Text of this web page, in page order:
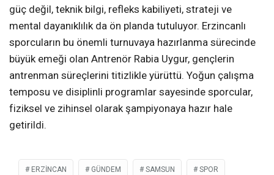
güç değil, teknik bilgi, refleks kabiliyeti, strateji ve
mental dayanıklılık da ön planda tutuluyor. Erzincanlı
sporcuların bu önemli turnuvaya hazırlanma sürecinde
büyük emeği olan Antrenör Rabia Uygur, gençlerin
antrenman süreçlerini titizlikle yürüttü. Yoğun çalışma
temposu ve disiplinli programlar sayesinde sporcular,
fiziksel ve zihinsel olarak şampiyonaya hazır hale
getirildi.
ERZINCAN GÜNDEM SAMSUN SPOR